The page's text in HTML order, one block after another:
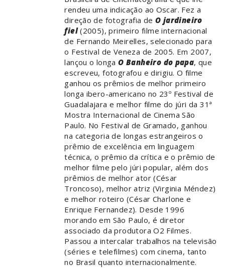
rendeu uma indicação ao Oscar. Fez a
direção de fotografia deO jardineiro
fiel(2005), primeiro filme internacional
de Fernando Meirelles, selecionado para
o Festival de Veneza de 2005. Em 2007,
lançou o longaO Banheiro do papa, que
escreveu, fotografou e dirigiu. O filme
ganhou os prêmios de melhor primeiro
longa ibero-americano no 23º Festival de
Guadalajara e melhor filme do júri da 31ª
Mostra Internacional de Cinema São
Paulo. No Festival de Gramado, ganhou
na categoria de longas estrangeiros o
prêmio de excelência em linguagem
técnica, o prêmio da crítica e o prêmio de
melhor filme pelo júri popular, além dos
prêmios de melhor ator (César
Troncoso), melhor atriz (Virginia Méndez)
e melhor roteiro (César Charlone e
Enrique Fernandez). Desde 1996
morando em São Paulo, é diretor
associado da produtora O2 Filmes.
Passou a intercalar trabalhos na televisão
(séries e telefilmes) com cinema, tanto
no Brasil quanto internacionalmente.